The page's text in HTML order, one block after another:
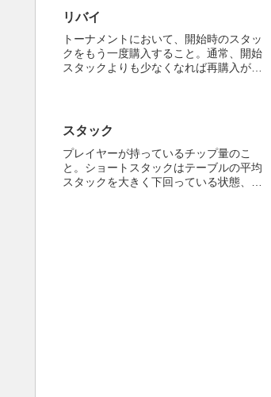
両方ハートが落ちれば、...
リバイ
トーナメントにおいて、開始時のスタッ
クをもう一度購入すること。通常、開始
スタックよりも少なくなれば再購入がで
例えば1000円出して5...
スタック
プレイヤーが持っているチップ量のこ
と。ショートスタックはテーブルの平均
スタックを大きく下回っている状態、ビ